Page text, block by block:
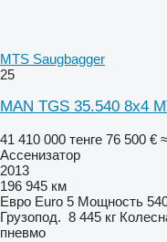
MTS Saugbagger
25
MAN TGS 35.540 8x4
41 410 000 тенге 76 500 €
Ассенизатор
2013
196 945 км
Евро Euro 5 Мощность
Грузопод. 8 445 кг
пневмо